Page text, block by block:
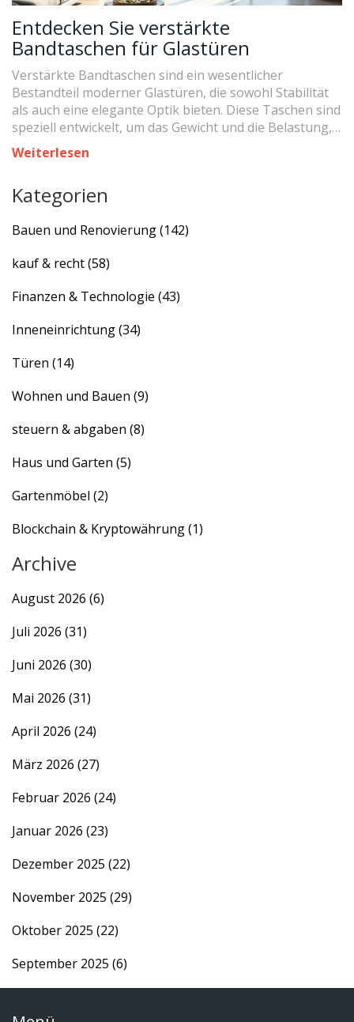
Entdecken Sie verstärkte
Bandtaschen für Glastüren
Verstärkte Bandtaschen sind ein wesentlicher
Bestandteil moderner Glastüren, die sowohl Stabilität
als auch eine elegante Optik bieten. Diese Taschen sind
speziell entwickelt, um das Gewicht und die Belastung,
denen Glastüren ausgesetzt sind, zu unterstützen.
Durch den Einsatz von robusten Materialien werden
Ob in Wohnräumen oder im Büro, verstärkte
Verbesserung der Funktionalität und des Designs von
Weiterlesen
Kategorien
Bauen und Renovierung(142)
kauf & recht(58)
Finanzen & Technologie (43)
Inneneinrichtung(34)
Türen (14)
Wohnen und Bauen (9)
steuern & abgaben (8)
Haus und Garten (5)
Gartenmöbel (2)
Blockchain & Kryptowährung(1)
Archive
August 2026 (6)
Juli 2026 (31)
Juni 2026 (30)
Mai 2026 (31)
April 2026 (24)
März 2026 (27)
Februar 2026 (24)
Januar 2026 (23)
Dezember 2025 (22)
November 2025 (29)
Oktober 2025 (22)
September 2025 (6)